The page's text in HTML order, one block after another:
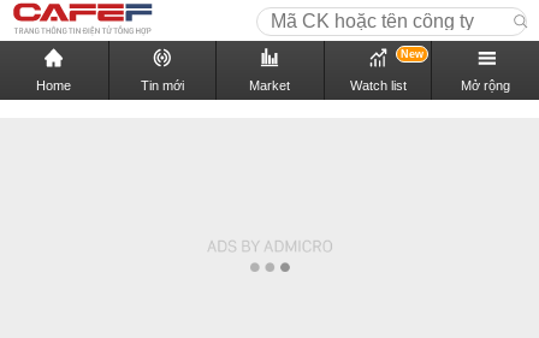
Home Tin mới Market Watch list
New
Mở rộng